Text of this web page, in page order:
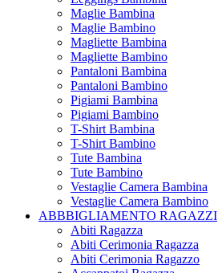
Maglie Bambina
Maglie Bambino
Magliette Bambina
Magliette Bambino
Pantaloni Bambina
Pantaloni Bambino
Pigiami Bambina
Pigiami Bambino
T-Shirt Bambina
T-Shirt Bambino
Tute Bambina
Tute Bambino
Vestaglie Camera Bambina
Vestaglie Camera Bambino
ABBBIGLIAMENTO RAGAZZI
Abiti Ragazza
Abiti Cerimonia Ragazza
Abiti Cerimonia Ragazzo